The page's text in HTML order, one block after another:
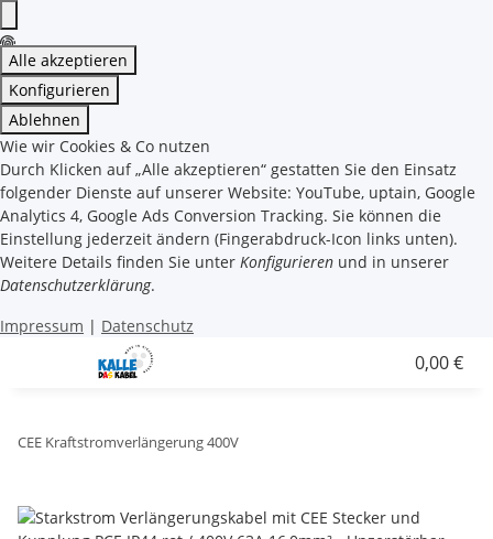
Alle akzeptieren
Konfigurieren
Ablehnen
Wie wir Cookies & Co nutzen
Durch Klicken auf „Alle akzeptieren“ gestatten Sie den Einsatz
folgender Dienste auf unserer Website: YouTube, uptain, Google
Analytics 4, Google Ads Conversion Tracking. Sie können die
Einstellung jederzeit ändern (Fingerabdruck-Icon links unten).
Weitere Details finden Sie unter Konfigurieren und in unserer
Datenschutzerklärung.
Impressum | Datenschutz
0,00 €
CEE Kraftstromverlängerung 400V